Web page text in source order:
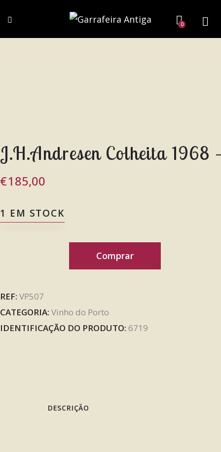
0
J.H.Andresen Colheita 1968
€185,00
1 EM STOCK
Comprar
REF: VP507
CATEGORIA: Vinho do Porto
IDENTIFICAÇÃO DO PRODUTO: 6719
DESCRIÇÃO